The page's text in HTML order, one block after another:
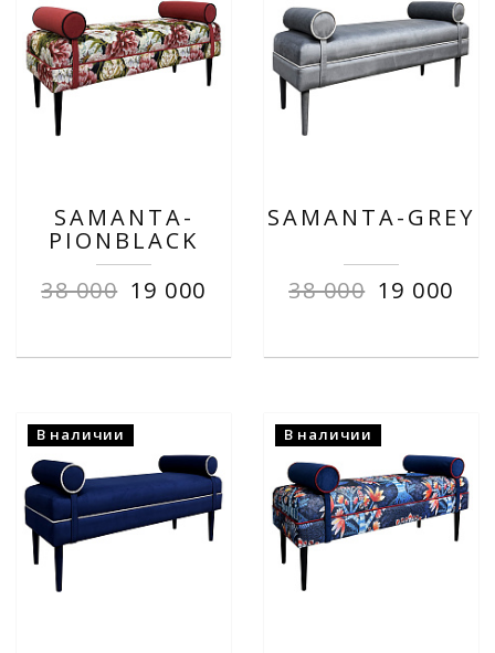
SAMANTA-
PIONBLACK
38 000 19 000
SAMANTA-GREY
38 000 19 000
В наличии В наличии